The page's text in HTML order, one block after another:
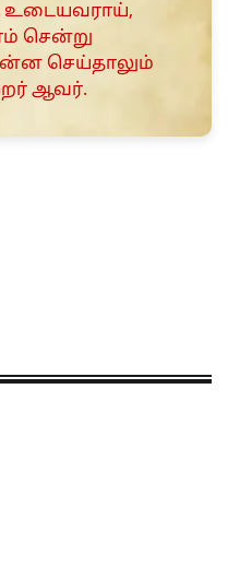
உடையவராய்,
சென்று
செய்தாலும்
ஆவர்.